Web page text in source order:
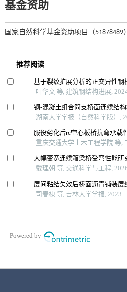
基金资助
国家自然科学基金资助项目（51878489）